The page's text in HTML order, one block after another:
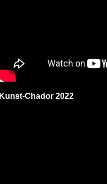
Kunst-Chador 2022